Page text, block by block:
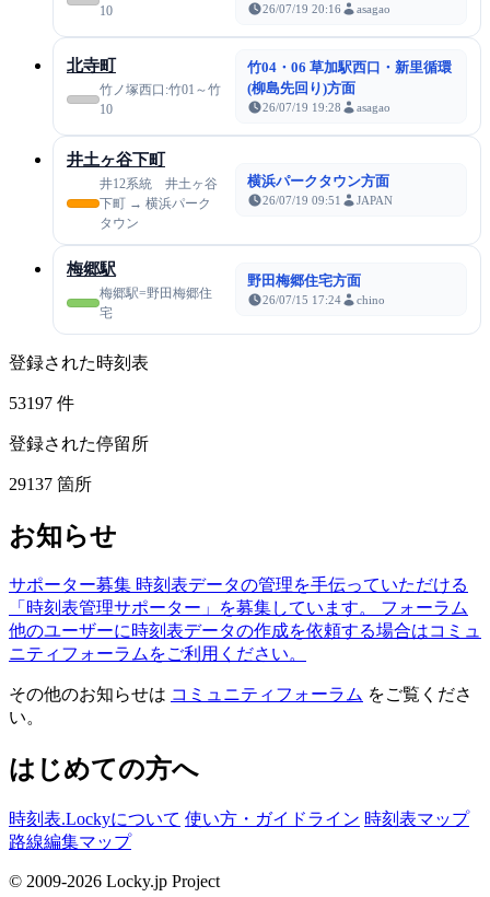
10
26/07/19 20:16 asagao
北寺町
竹ノ塚西口:竹01～竹
10
竹04・06 草加駅西口・新里循環
(柳島先回り)方面
26/07/19 19:28 asagao
井土ヶ谷下町
井12系統 井土ヶ谷
下町 → 横浜パーク
タウン
横浜パークタウン方面
26/07/19 09:51 JAPAN
梅郷駅
梅郷駅=野田梅郷住
宅
野田梅郷住宅方面
26/07/15 17:24 chino
登録された時刻表
53197 件
登録された停留所
29137 箇所
お知らせ
サポーター募集 時刻表データの管理を手伝っていただける
「時刻表管理サポーター」を募集しています。
フォーラム
他のユーザーに時刻表データの作成を依頼する場合はコミュ
ニティフォーラムをご利用ください。
その他のお知らせは コミュニティフォーラム をご覧くださ
い。
はじめての方へ
時刻表.Lockyについて 使い方・ガイドライン 時刻表マップ
路線編集マップ
© 2009-2026 Locky.jp Project